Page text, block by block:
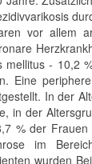
vor allem
- 10,2
Eine
In der
in der
% der
im
wurden